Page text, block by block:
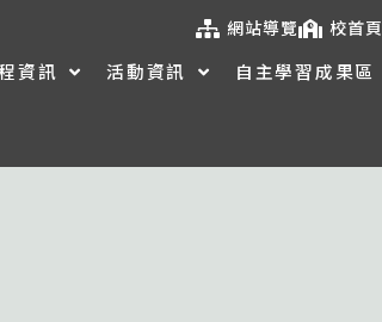
網站導覽 校首頁
資訊 活動資訊 自主學習成果區